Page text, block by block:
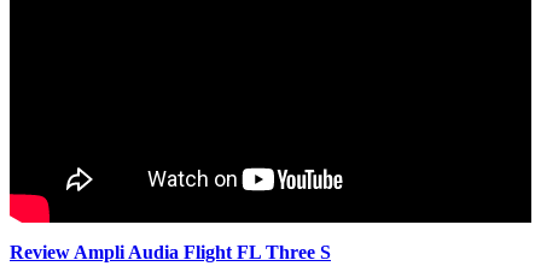
Review Ampli Audia Flight FL Three S